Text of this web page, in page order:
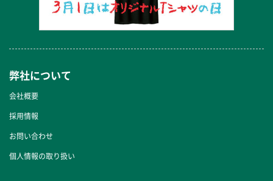
弊社について
会社概要
採用情報
お問い合わせ
個人情報の取り扱い